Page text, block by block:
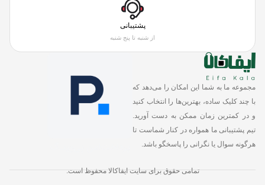
پشتیبانی
از شنبه تا پنج شنبه
مجموعه ما به شما این امکان را می‌دهد که
با چند کلیک ساده، بهترین‌ها را انتخاب کنید
و در کمترین زمان ممکن به دست آورید.
تیم پشتیبانی ما همواره در کنار شماست تا
هرگونه سوال یا نگرانی را پاسخگو باشد.
تمامی حقوق برای سایت ایفاکالا محفوظ است.